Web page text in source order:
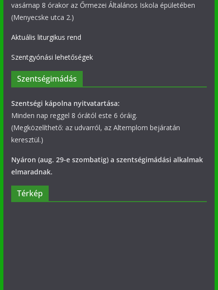
vasárnap 8 órakor az Őrmezei Általános Iskola épületében
(Menyecske utca 2.)
Aktuális liturgikus rend
Szentgyónási lehetőségek
Szentségimádás
Szentségi kápolna nyitvatartása:
Minden nap reggel 8 órától este 6 óráig.
(Megközelíthető: az udvarról, az Altemplom bejáratán
keresztül.)
Nyáron (aug. 29-e szombatig) a szentségimádási alkalmak
elmaradnak.
Térkép